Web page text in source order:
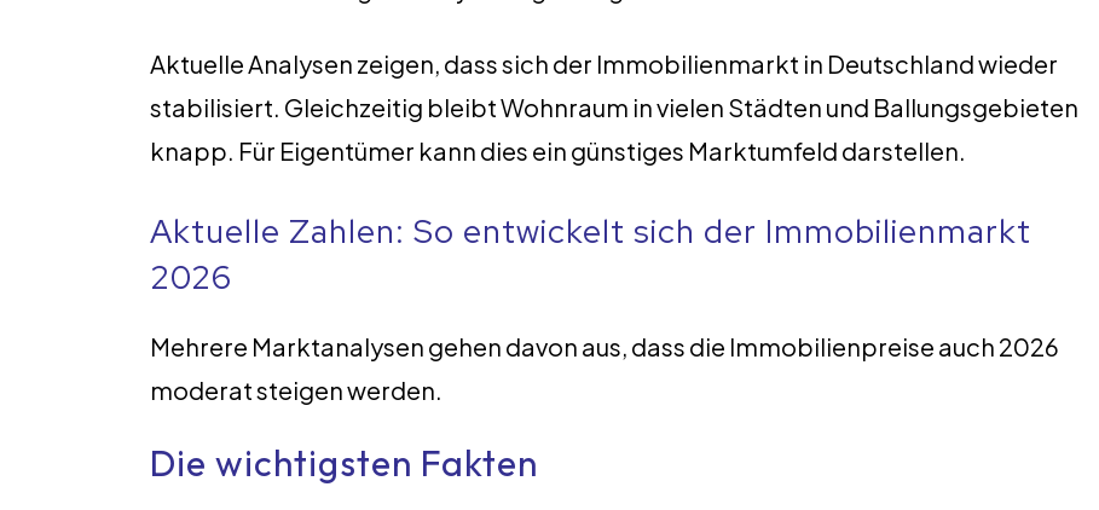
Aktuelle Analysen zeigen, dass sich der Immobilienmarkt in Deutschland wieder
stabilisiert. Gleichzeitig bleibt Wohnraum in vielen Städten und Ballungsgebieten
knapp. Für Eigentümer kann dies ein günstiges Marktumfeld darstellen.
Aktuelle Zahlen: So entwickelt sich der Immobilienmarkt
2026
Mehrere Marktanalysen gehen davon aus, dass die Immobilienpreise auch 2026
moderat steigen werden.
Die wichtigsten Fakten